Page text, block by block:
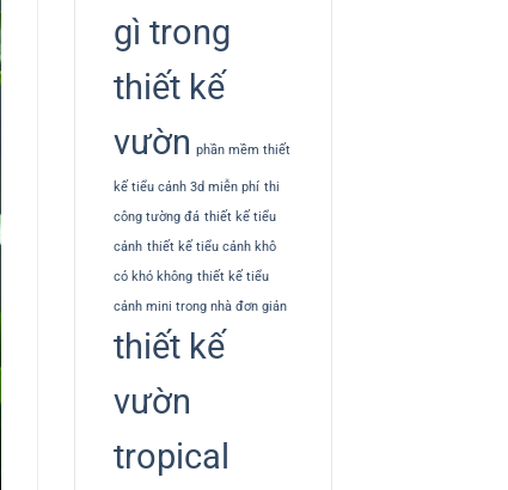
gì trong
thiết kế
vườn phần mềm thiết
kế tiểu cảnh 3d miễn phí thi
công tường đá thiết kế tiểu
cảnh thiết kế tiểu cảnh khô
có khó không thiết kế tiểu
cảnh mini trong nhà đơn giản
thiết kế
vườn
tropical